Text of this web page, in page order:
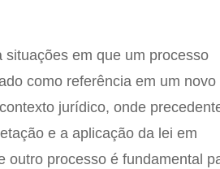
situações em que um processo
como referência em um novo
jurídico, onde
e a aplicação da lei em
outro processo é fundamental